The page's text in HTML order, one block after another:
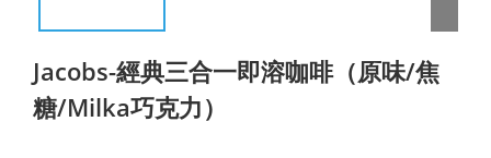
Jacobs-經典三合一即溶咖啡（原味/焦
糖/Milka巧克力）